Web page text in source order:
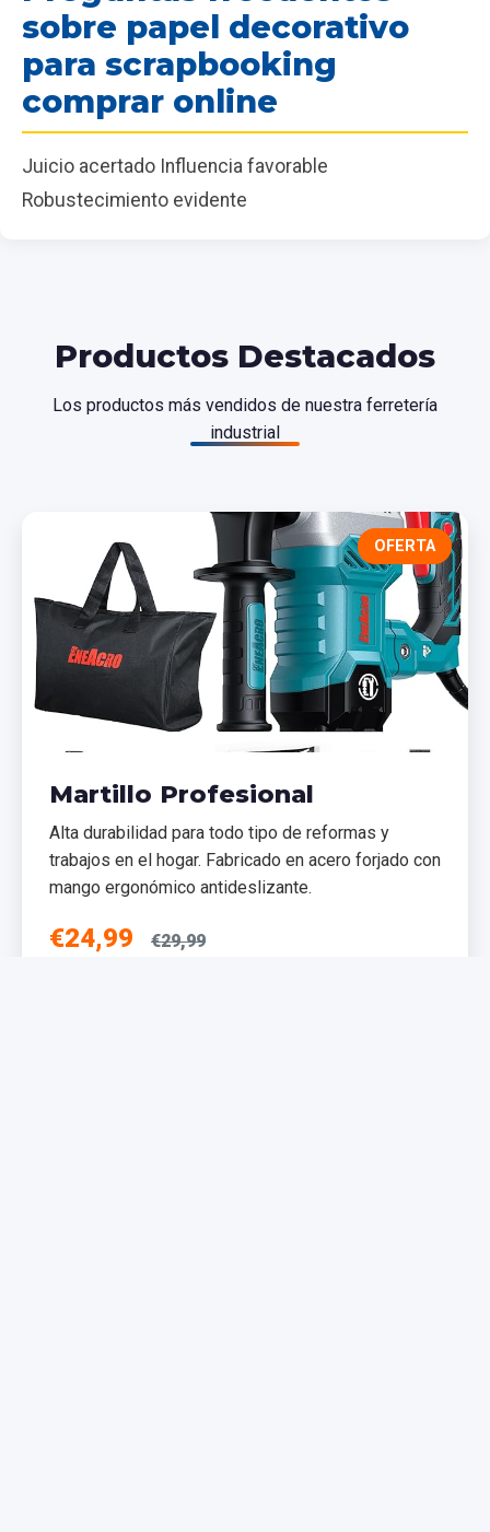
sobre papel decorativo
para scrapbooking
comprar online
Juicio acertado Influencia favorable
Robustecimiento evidente
Productos Destacados
Los productos más vendidos de nuestra ferretería
industrial
OFERTA
Martillo Profesional
Alta durabilidad para todo tipo de reformas y
trabajos en el hogar. Fabricado en acero forjado con
mango ergonómico antideslizante.
€24,99 €29,99